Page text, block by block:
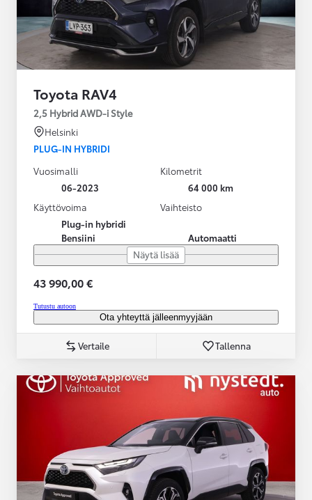
Toyota RAV4
2,5 Hybrid AWD-i Style
Helsinki
PLUG-IN HYBRIDI
Vuosimalli
06-2023
Kilometrit
64 000 km
Käyttövoima
Plug-in hybridi
Bensiini
Vaihteisto
Automaatti
Näytä lisää
43 990,00 €
Tutustu autoon
Ota yhteyttä jälleenmyyjään
Vertaile Tallenna